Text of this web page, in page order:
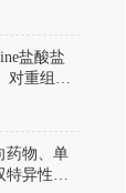
行为表
盐酸盐
对重组萤
近红外
织穿透能
比，从而
低给药剂
药物、单
特异性抗